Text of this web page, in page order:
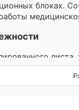
блоках.
защищены